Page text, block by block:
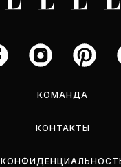
КОМАНДА
КОНТАКТЫ